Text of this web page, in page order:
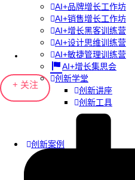
AI+品牌增长工作坊
AI+销售增长工作坊
AI+增长黑客训练营
AI+设计思维训练营
AI+敏捷管理训练营
AI+增长集思会
创新学堂
创新讲座
创新工具
创新案例
+ 关注